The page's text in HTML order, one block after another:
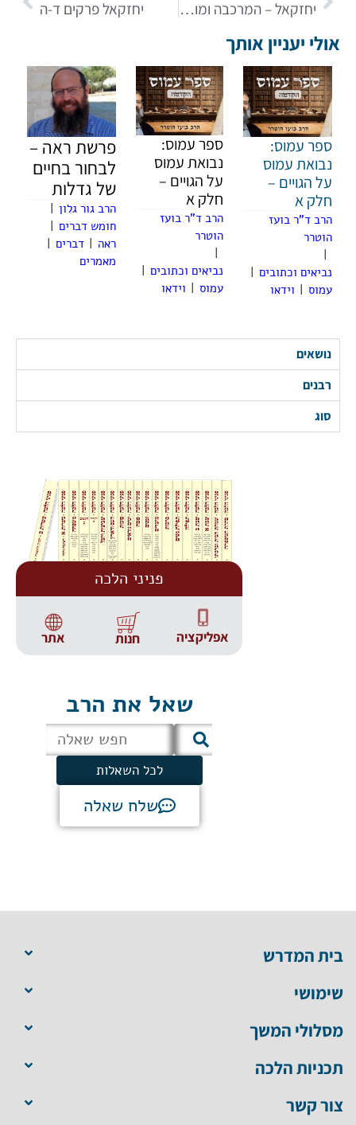
נושאים
רבנים
סוג
פניני הלכה
אתר חנות אפליקציה
שאל את הרב
לכל השאלות
שלח שאלה
יחזקאל – המרכבה ומושג הכרוב חלק ב יחזקאל פרקים ד-ה
אולי יעניין אותך
ספר עמוס:
נבואת עמוס
על הגויים –
חלק א
הרב ד"ר בועז
הוטרר
נביאים וכתובים |
עמוס | וידאו
ספר עמוס:
נבואת עמוס
על הגויים –
חלק א
הרב ד"ר בועז
הוטרר
נביאים וכתובים |
עמוס | וידאו
פרשת ראה –
לבחור בחיים
של גדלות
הרב גור גלון |
חומש דברים |
ראה | דברים |
מאמרים
בית המדרש
שימושי
מסלולי המשך
תכניות הלכה
צור קשר